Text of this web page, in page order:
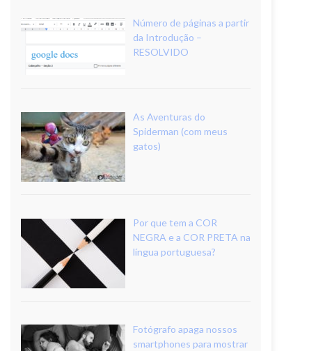
Número de páginas a partir
da Introdução –
RESOLVIDO
As Aventuras do
Spiderman (com meus
gatos)
Por que tem a COR
NEGRA e a COR PRETA na
língua portuguesa?
Fotógrafo apaga nossos
smartphones para mostrar